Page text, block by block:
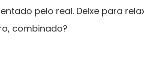
pelo real. Deixe para
combinado?